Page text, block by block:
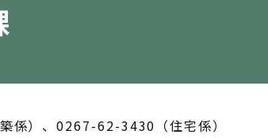
）、0267-62-3430（住宅係）